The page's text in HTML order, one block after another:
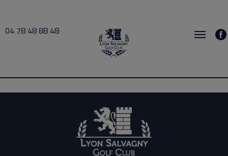
04 78 48 88 48
JULLIEN 2021-02-21 09:00 → 2021-02-21 11:00